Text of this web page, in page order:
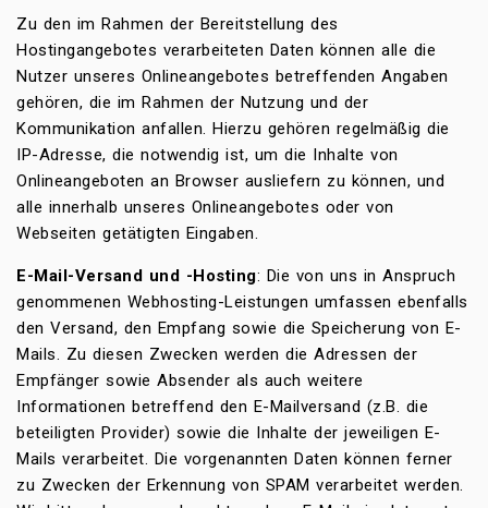
Zu den im Rahmen der Bereitstellung des
Hostingangebotes verarbeiteten Daten können alle die
Nutzer unseres Onlineangebotes betreffenden Angaben
gehören, die im Rahmen der Nutzung und der
Kommunikation anfallen. Hierzu gehören regelmäßig die
IP-Adresse, die notwendig ist, um die Inhalte von
Onlineangeboten an Browser ausliefern zu können, und
alle innerhalb unseres Onlineangebotes oder von
Webseiten getätigten Eingaben.
E-Mail-Versand und -Hosting: Die von uns in Anspruch
genommenen Webhosting-Leistungen umfassen ebenfalls
den Versand, den Empfang sowie die Speicherung von E-
Mails. Zu diesen Zwecken werden die Adressen der
Empfänger sowie Absender als auch weitere
Informationen betreffend den E-Mailversand (z.B. die
beteiligten Provider) sowie die Inhalte der jeweiligen E-
Mails verarbeitet. Die vorgenannten Daten können ferner
zu Zwecken der Erkennung von SPAM verarbeitet werden.